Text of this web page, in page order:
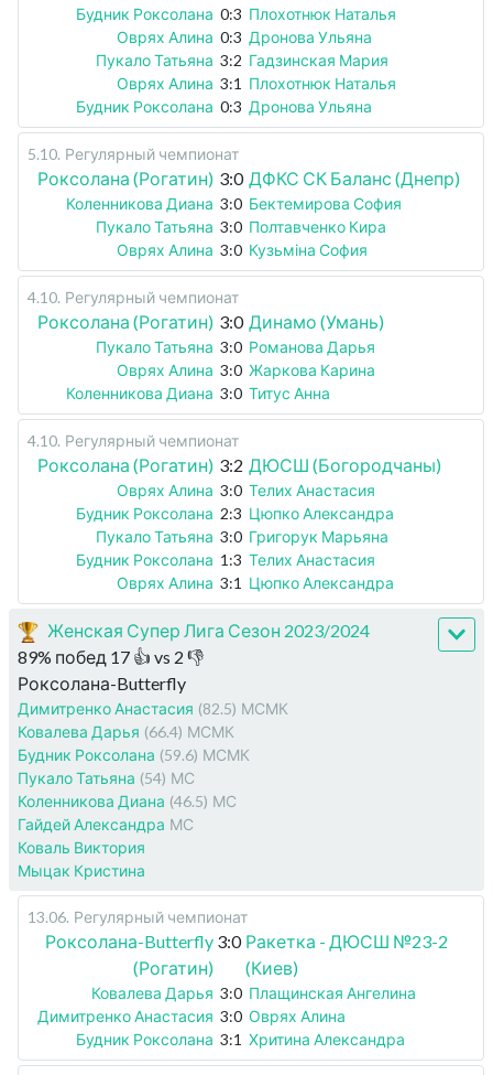
Будник Роксолана 0:3 Плохотнюк Наталья
Оврях Алина 0:3 Дронова Ульяна
Пукало Татьяна 3:2 Гадзинская Мария
Оврях Алина 3:1 Плохотнюк Наталья
Будник Роксолана 0:3 Дронова Ульяна
5.10. Регулярный чемпионат
Роксолана (Рогатин) 3:0 ДФКС СК Баланс (Днепр)
Коленникова Диана 3:0 Бектемирова София
Пукало Татьяна 3:0 Полтавченко Кира
Оврях Алина 3:0 Кузьміна София
4.10. Регулярный чемпионат
Роксолана (Рогатин) 3:0 Динамо (Умань)
Пукало Татьяна 3:0 Романова Дарья
Оврях Алина 3:0 Жаркова Карина
Коленникова Диана 3:0 Титус Анна
4.10. Регулярный чемпионат
Роксолана (Рогатин) 3:2 ДЮСШ (Богородчаны)
Оврях Алина 3:0 Телих Анастасия
Будник Роксолана 2:3 Цюпко Александра
Пукало Татьяна 3:0 Григорук Марьяна
Будник Роксолана 1:3 Телих Анастасия
Оврях Алина 3:1 Цюпко Александра
Женская Супер Лига Сезон 2023/2024
89% побед 17 👍 vs 2 👎
Роксолана-Butterfly
Димитренко Анастасия (82.5) МСМК
Ковалева Дарья (66.4) МСМК
Будник Роксолана (59.6) МСМК
Пукало Татьяна (54) МС
Коленникова Диана (46.5) МС
Гайдей Александра МС
Коваль Виктория
Мыцак Кристина
13.06. Регулярный чемпионат
Роксолана-Butterfly
(Рогатин)
3:0 Ракетка - ДЮСШ №23-2
(Киев)
Ковалева Дарья 3:0 Плащинская Ангелина
Димитренко Анастасия 3:0 Оврях Алина
Будник Роксолана 3:1 Хритина Александра